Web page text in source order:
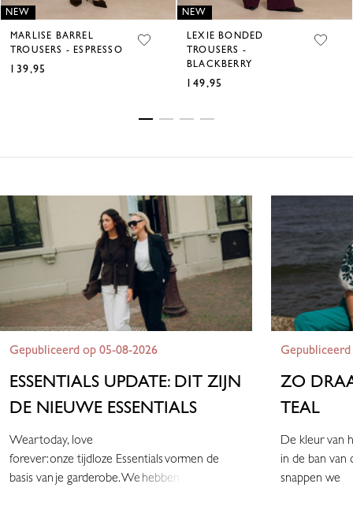
NEW
MARLISE BARREL
TROUSERS - ESPRESSO
139,95
NEW
LEXIE BONDED
TROUSERS -
BLACKBERRY
149,95
Gepubliceerd op 05-08-2026
ESSENTIALS UPDATE: DIT ZIJN
DE NIEUWE ESSENTIALS
Wear today, love
forever: onze tijdloze Essentials vormen de
basis van je garderobe. We hebben een a
ZO
TEAL
De kleur van
in de ban van
snappen we